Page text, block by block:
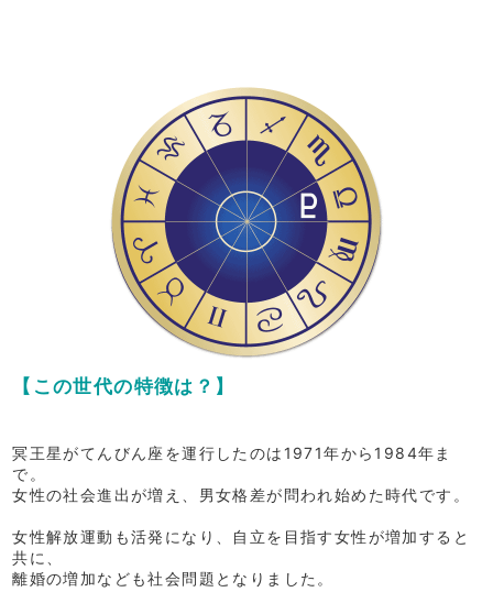
【この世代の特徴は？】
冥王星がてんびん座を運行したのは1971年から1984年ま
で。
女性の社会進出が増え、男女格差が問われ始めた時代です。
女性解放運動も活発になり、自立を目指す女性が増加すると
共に、
離婚の増加なども社会問題となりました。